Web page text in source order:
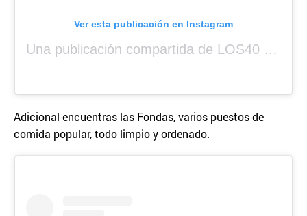
Ver esta publicación en Instagram
Una publicación compartida de LOS40 Panamá 🇵🇦 🎙️🎶 (@los40panama)
Adicional encuentras las Fondas, varios puestos de
comida popular, todo limpio y ordenado.